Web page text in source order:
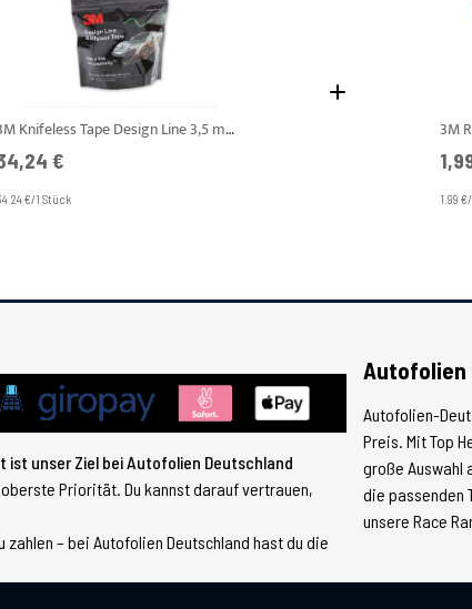
3M Knifeless Tape Design Line 3,5 mm x 50 m
€
€/1 Stück
3M
1.99
unser Ziel bei Autofolien Deutschland
Priorität. Du kannst darauf vertrauen,
– bei Autofolien Deutschland hast du die
Autofolien
Autofolien-
Preis. Mit Top
große Auswahl
die passenden
unsere Race